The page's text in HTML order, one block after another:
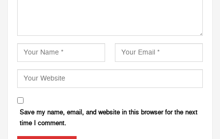
Save my name, email, and website in this browser for the next
time I comment.